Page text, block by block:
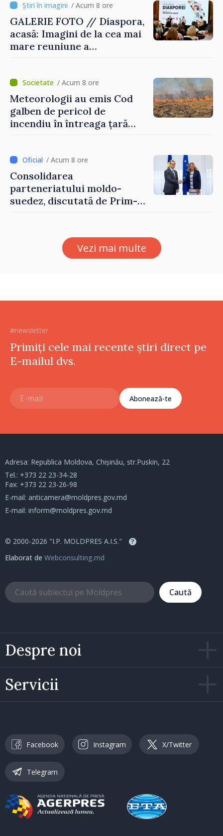
/ Acum 8 ore
GALERIE FOTO // Diaspora,
acasă: Imagini de la cea mai
mare reuniune a
/ Acum 8 ore
Meteorologii au emis Cod
galben de pericol de
incendiu în întreaga țară
/ Acum 8 ore
Consolidarea
parteneriatului moldo-
suedez, discutată de Prim-
Petra Lärke
Vezi mai multe
#newsletter
Primiți cele mai recente știri direct pe
E-mailul dvs.
Abonează-te
Despre noi
Servicii
Adresa: Republica Moldova, Chișinău, str.Puskin, 22
Tel.: +373 22 23-34-28
Fax: +373 22 23-26-98
E-mail: anticamera@moldpres.gov.md
E-mail: inform@moldpres.gov.md
© 2000-2026 "I.P. MOLDPRES A.I.S." ?
Elaborat de Webconsulting.md
Caută
Facebook Instagram X/Twitter
Telegram